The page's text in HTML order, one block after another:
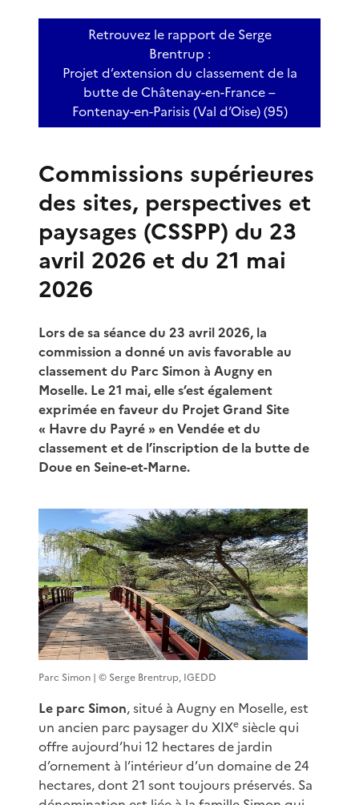
Retrouvez le rapport de Serge
Brentrup :
Projet d’extension du classement de la
butte de Châtenay-en-France –
Fontenay-en-Parisis (Val d’Oise) (95)
Commissions supérieures
des sites, perspectives et
paysages (CSSPP) du 23
avril 2026 et du 21 mai
2026
Lors de sa séance du 23 avril 2026, la
commission a donné un avis favorable au
classement du Parc Simon à Augny en
Moselle. Le 21 mai, elle s’est également
exprimée en faveur du Projet Grand Site
« Havre du Payré » en Vendée et du
classement et de l’inscription de la butte de
Doue en Seine-et-Marne.
Parc Simon | © Serge Brentrup, IGEDD
Le parc Simon, situé à Augny en Moselle, est
un ancien parc paysager du XIXe siècle qui
offre aujourd’hui 12 hectares de jardin
d’ornement à l’intérieur d’un domaine de 24
hectares, dont 21 sont toujours préservés. Sa